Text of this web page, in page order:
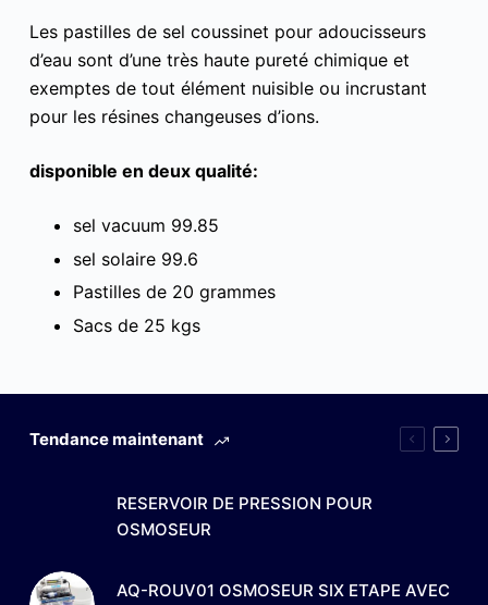
Les pastilles de sel coussinet pour adoucisseurs
d’eau sont d’une très haute pureté chimique et
exemptes de tout élément nuisible ou incrustant
pour les résines changeuses d’ions.
disponible en deux qualité:
sel vacuum 99.85
sel solaire 99.6
Pastilles de 20 grammes
Sacs de 25 kgs
Tendance maintenant
RESERVOIR DE PRESSION POUR
OSMOSEUR
AQ-ROUV01 OSMOSEUR SIX ETAPE AVEC